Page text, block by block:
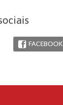
FACEBOOK